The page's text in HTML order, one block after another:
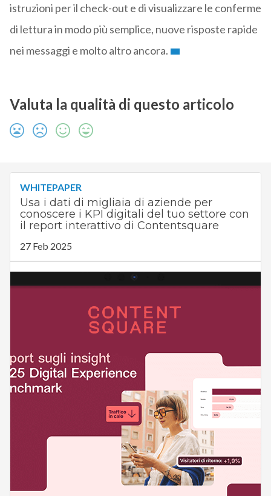
istruzioni per il check-out e di visualizzare le conferme
di lettura in modo più semplice, nuove risposte rapide
nei messaggi e molto altro ancora.
Valuta la qualità di questo articolo
WHITEPAPER
Usa i dati di migliaia di aziende per
conoscere i KPI digitali del tuo settore con
il report interattivo di Contentsquare
27 Feb 2025